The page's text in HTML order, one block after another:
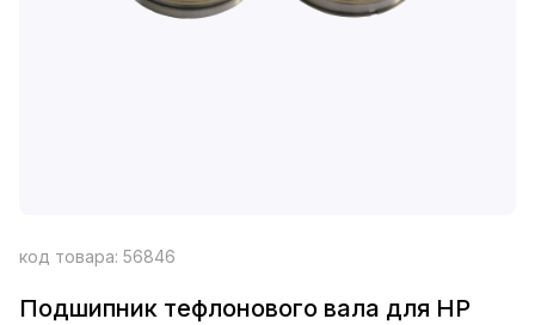
код товара: 56846
Подшипник тефлонового вала для HP